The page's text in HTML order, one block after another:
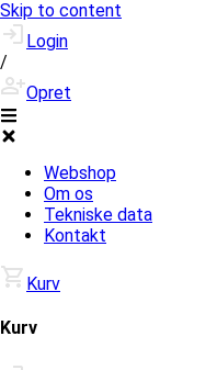
Skip to content
Login
/
Opret
Webshop
Om os
Tekniske data
Kontakt
Kurv
Kurv